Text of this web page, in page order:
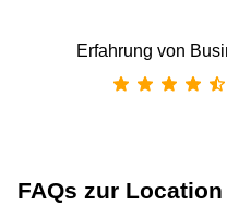
Erfahrung von
FAQs zur Location